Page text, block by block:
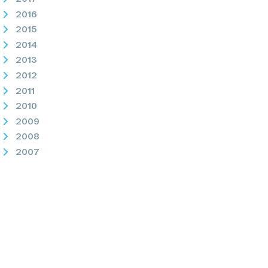
2016
2015
2014
2013
2012
2011
2010
2009
2008
2007